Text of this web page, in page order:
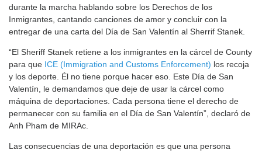
durante la marcha hablando sobre los Derechos de los
Inmigrantes, cantando canciones de amor y concluir con la
entregar de una carta del Día de San Valentín al Sherrif Stanek.
“El Sheriff Stanek retiene a los inmigrantes en la cárcel de County
para que ICE (Immigration and Customs Enforcement) los recoja
y los deporte. Él no tiene porque hacer eso. Este Día de San
Valentín, le demandamos que deje de usar la cárcel como
máquina de deportaciones. Cada persona tiene el derecho de
permanecer con su familia en el Día de San Valentín”, declaró de
Anh Pham de MIRAc.
Las consecuencias de una deportación es que una persona